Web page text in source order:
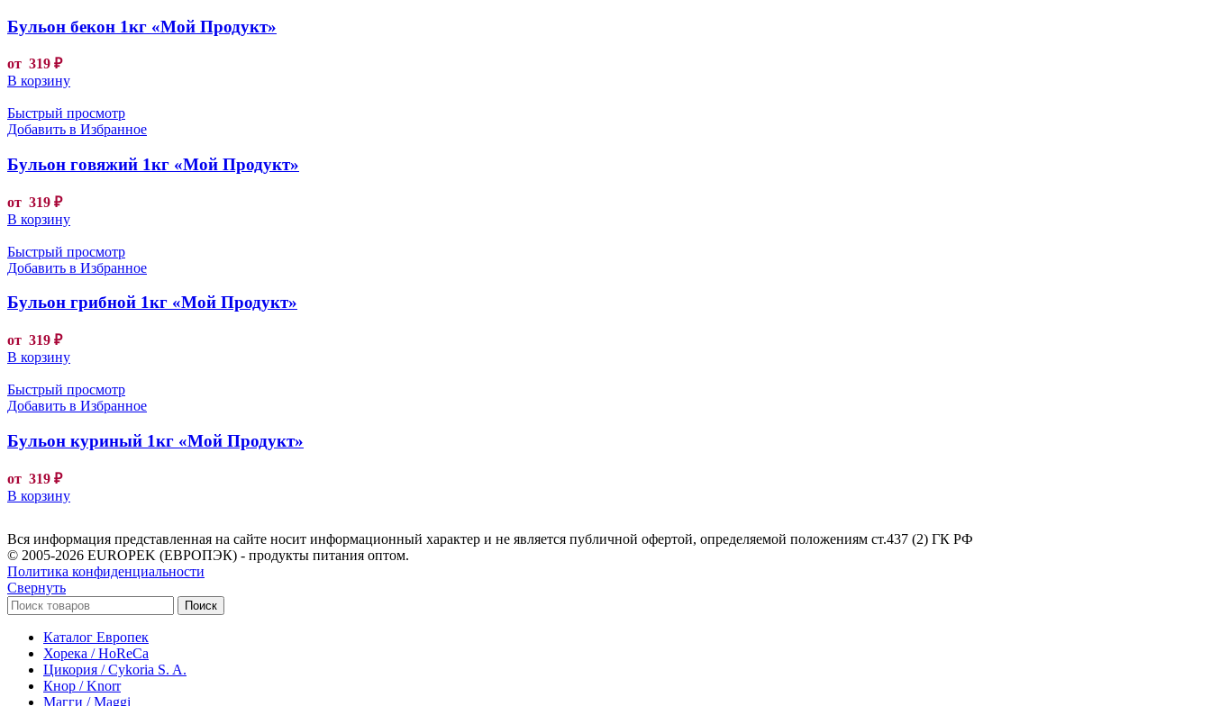
Бульон бекон 1кг «Мой Продукт»
от 319 ₽
В корзину
Быстрый просмотр
Добавить в Избранное
Бульон говяжий 1кг «Мой Продукт»
от 319 ₽
В корзину
Быстрый просмотр
Добавить в Избранное
Бульон грибной 1кг «Мой Продукт»
от 319 ₽
В корзину
Быстрый просмотр
Добавить в Избранное
Бульон куриный 1кг «Мой Продукт»
от 319 ₽
В корзину
Вся информация представленная на сайте носит информационный характер и не является публичной офертой, определяемой положениям ст.437 (2) ГК РФ
© 2005-2026 EUROPEK (ЕВРОПЭК) - продукты питания оптом.
Политика конфиденциальности
Свернуть
Поиск
Каталог Европек
Хорека / HoReCa
Цикория / Cykoria S. A.
Кнор / Knorr
Магги / Maggi